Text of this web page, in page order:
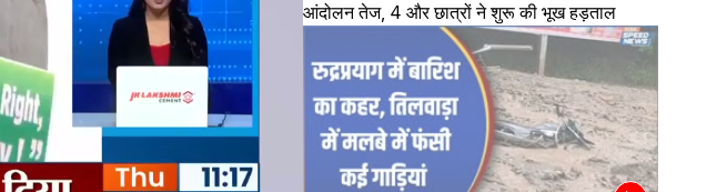
आंदोलन तेज, 4 और छात्रों ने शुरू की भूख हड़ताल